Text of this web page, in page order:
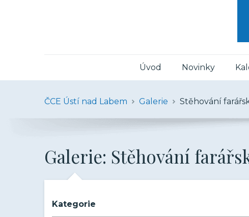
Úvod Novinky
ČCE Ústí nad Labem Galerie Stěhování
Galerie: Stěhování
Kategorie